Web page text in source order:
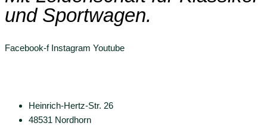
und Sportwagen.
Facebook-f Instagram Youtube
Heinrich-Hertz-Str. 26
48531 Nordhorn